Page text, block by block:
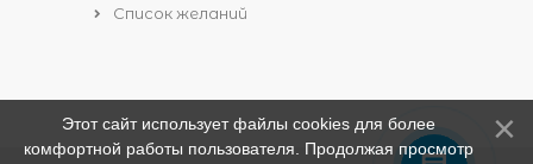
Список желаний
Этот сайт использует файлы cookies для более
комфортной работы пользователя. Продолжая просмотр